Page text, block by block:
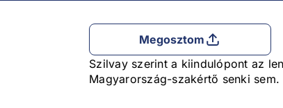
Megosztom
Szilvay szerint a kiindulópont az
Magyarország-szakértő senki sem.